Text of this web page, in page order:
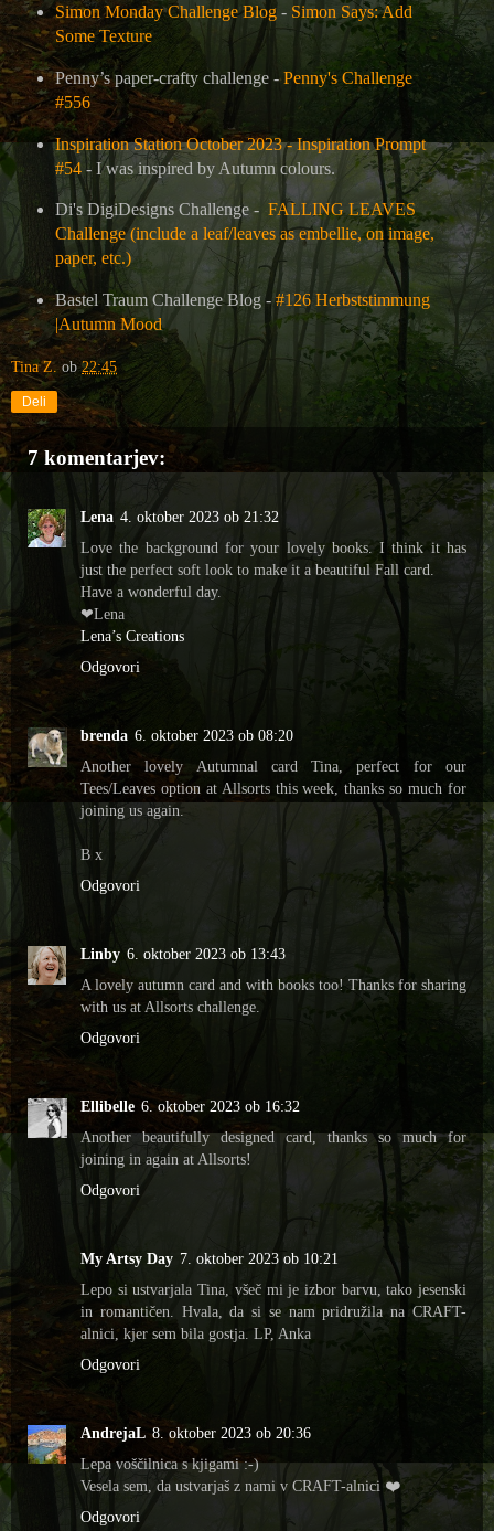
Simon Monday Challenge Blog- Simon Says: Add
Some Texture
Penny’s paper-crafty challenge -Penny's Challenge
#556
Inspiration Station October 2023 - Inspiration Prompt
#54- I was inspired by Autumn colours.
Di's DigiDesigns Challenge - FALLING LEAVES
Challenge (include a leaf/leaves as embellie, on image,
paper, etc.)
Bastel Traum Challenge Blog-#126 Herbststimmung
|Autumn Mood
Tina Z. ob22:45
Deli
7 komentarjev:
Lena 4. oktober 2023 ob 21:32
Love the background for your lovely books. I think it has
just the perfect soft look to make it a beautiful Fall card.
Have a wonderful day.
❤Lena
Lena’s Creations
Odgovori
brenda 6. oktober 2023 ob 08:20
Another lovely Autumnal card Tina, perfect for our
Tees/Leaves option at Allsorts this week, thanks so much for
joining us again.
B x
Odgovori
Linby 6. oktober 2023 ob 13:43
A lovely autumn card and with books too! Thanks for sharing
with us at Allsorts challenge.
Odgovori
Ellibelle 6. oktober 2023 ob 16:32
Another beautifully designed card, thanks so much for
joining in again at Allsorts!
Odgovori
My Artsy Day 7. oktober 2023 ob 10:21
Lepo si ustvarjala Tina, všeč mi je izbor barvu, tako jesenski
in romantičen. Hvala, da si se nam pridružila na CRAFT-
alnici, kjer sem bila gostja. LP, Anka
Odgovori
AndrejaL 8. oktober 2023 ob 20:36
Lepa voščilnica s kjigami :-)
Vesela sem, da ustvarjaš z nami v CRAFT-alnici ❤️
Odgovori